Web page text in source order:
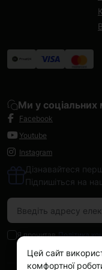
Ми у
Facebook
Youtube
Instagram
Дізнавайтеся
Підпишіться на
Я прочитав Політика
Цей сайт
комфортної